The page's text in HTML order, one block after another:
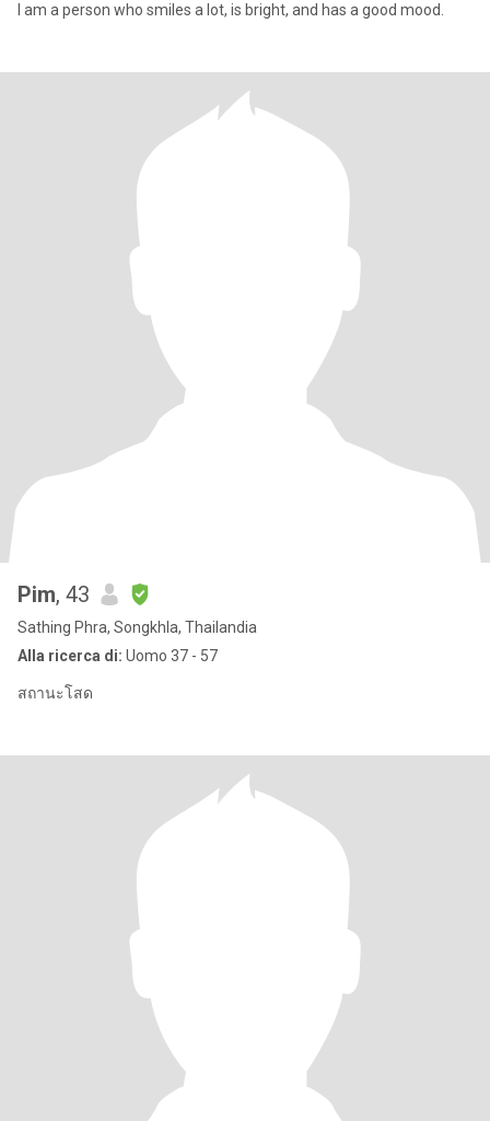
I am a person who smiles a lot, is bright, and has a good mood.
Pim, 43
Sathing Phra, Songkhla, Thailandia
Alla ricerca di: Uomo 37 - 57
สถานะโสด